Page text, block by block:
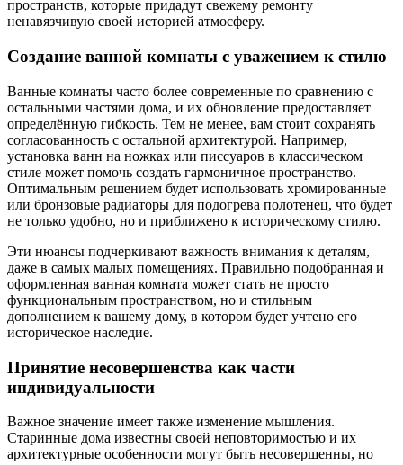
пространств, которые придадут свежему ремонту
ненавязчивую своей историей атмосферу.
Создание ванной комнаты с уважением к стилю
Ванные комнаты часто более современные по сравнению с
остальными частями дома, и их обновление предоставляет
определённую гибкость. Тем не менее, вам стоит сохранять
согласованность с остальной архитектурой. Например,
установка ванн на ножках или писсуаров в классическом
стиле может помочь создать гармоничное пространство.
Оптимальным решением будет использовать хромированные
или бронзовые радиаторы для подогрева полотенец, что будет
не только удобно, но и приближено к историческому стилю.
Эти нюансы подчеркивают важность внимания к деталям,
даже в самых малых помещениях. Правильно подобранная и
оформленная ванная комната может стать не просто
функциональным пространством, но и стильным
дополнением к вашему дому, в котором будет учтено его
историческое наследие.
Принятие несовершенства как части
индивидуальности
Важное значение имеет также изменение мышления.
Старинные дома известны своей неповторимостью и их
архитектурные особенности могут быть несовершенны, но